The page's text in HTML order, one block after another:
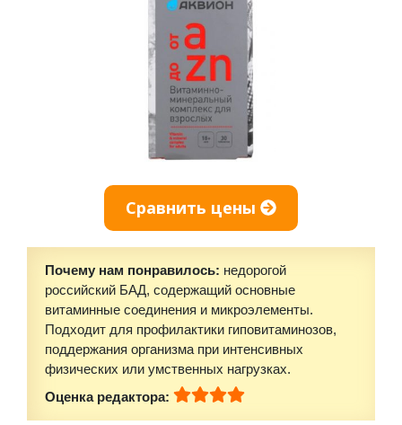
Сравнить цены
Почему нам понравилось: недорогой
российский БАД, содержащий основные
витаминные соединения и микроэлементы.
Подходит для профилактики гиповитаминозов,
поддержания организма при интенсивных
физических или умственных нагрузках.
Оценка редактора: